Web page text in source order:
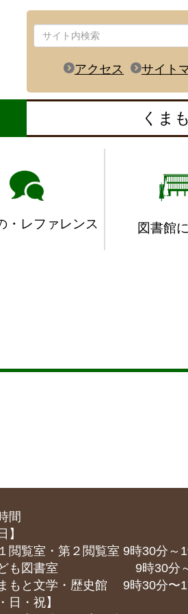
アクセス サイト
くま
・レファレンス 図書館
間
】
閲覧室・第２閲覧室 9時30分～
も図書室 9時30分～
もと⽂学・歴史館 9時30分〜
日・祝】